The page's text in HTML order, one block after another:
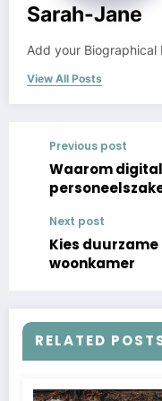
Sarah-Jane
Add your Biographical
View All Posts
Previous post
Waarom
Next post
Kies
woonkamer
RELATED